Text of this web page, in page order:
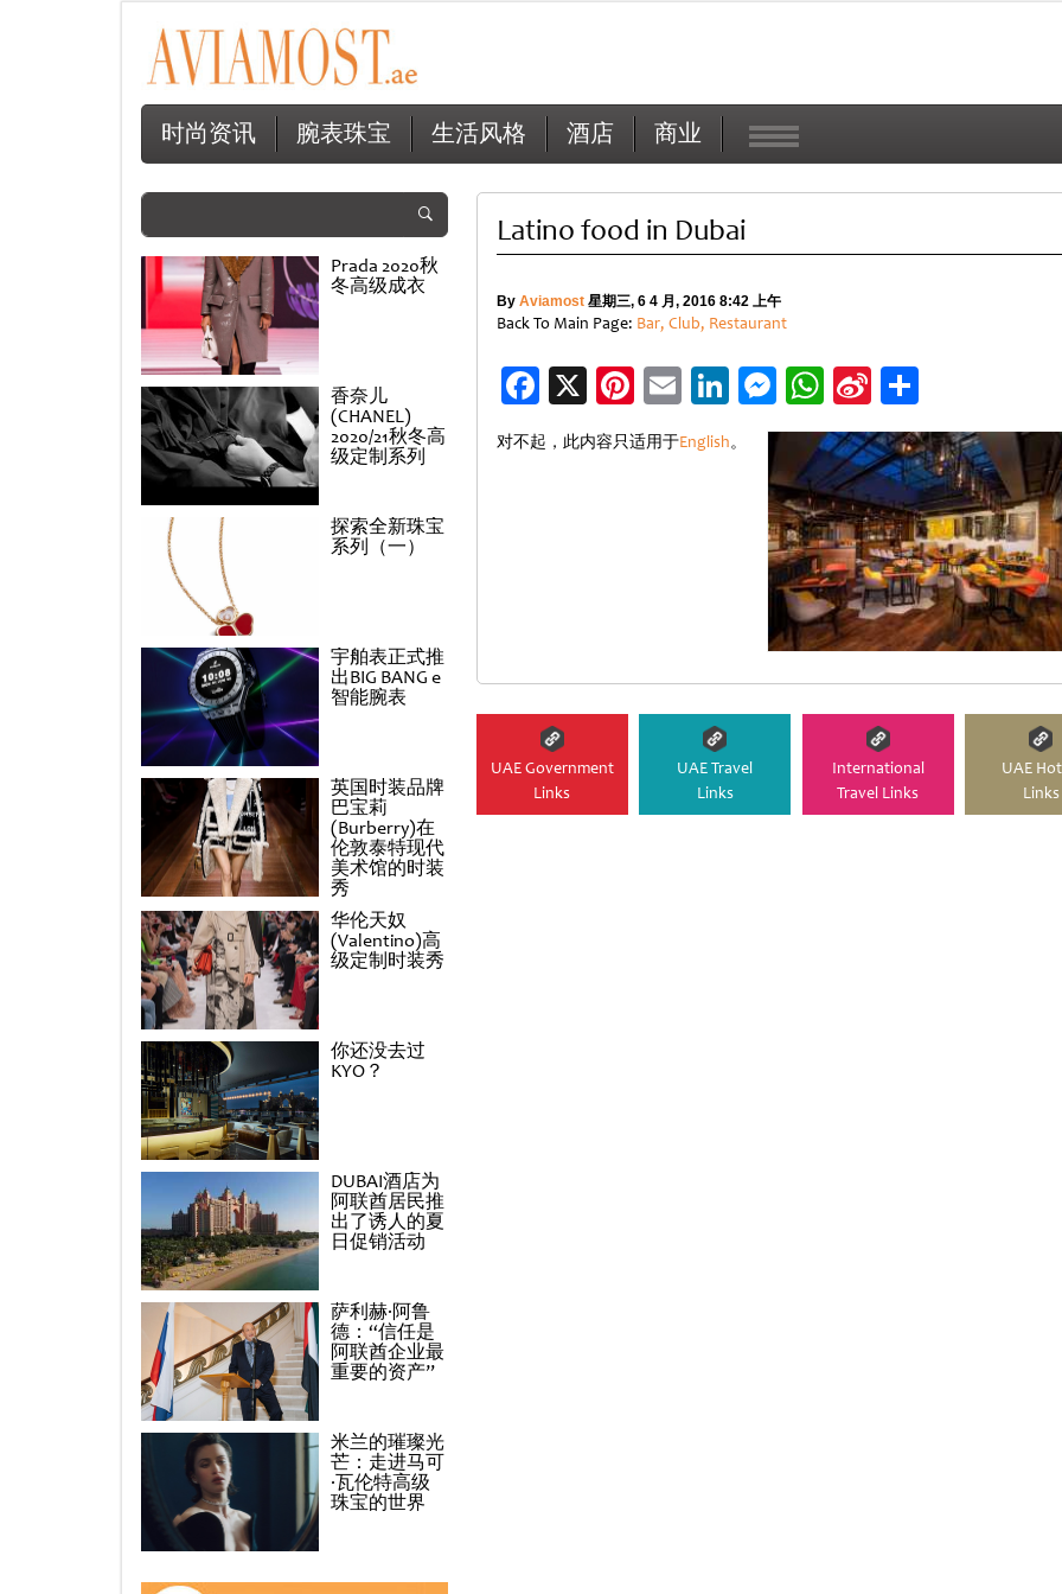
时尚资讯 腕表珠宝 生活风格 酒店 商业
Prada 2020秋
冬高级成衣
香奈儿
(CHANEL)
2020/21秋冬高
级定制系列
探索全新珠宝
系列（一）
宇舶表正式推
出BIG BANG e
智能腕表
英国时装品牌
巴宝莉
(Burberry)在
伦敦泰特现代
美术馆的时装
秀
华伦天奴
(Valentino)高
级定制时装秀
你还没去过
KYO？
DUBAI酒店为
阿联酋居民推
出了诱人的夏
日促销活动
萨利赫·阿鲁
德：“信任是
阿联酋企业最
重要的资产”
米兰的璀璨光
芒：走进马可
·瓦伦特高级
珠宝的世界
Latino food in Dubai
By Aviamost星期三, 6 4 月, 2016 8:42 上午
Back To Main Page: Bar, Club, Restaurant
Facebook
X Pinterest
EmailLinkedIn
Messenger
WhatsApp
Sina
Weibo
分
享
对不起，此内容只适用于English。
UAE Government
Links
UAE Travel
Links
International
Travel Links
UAE
Links